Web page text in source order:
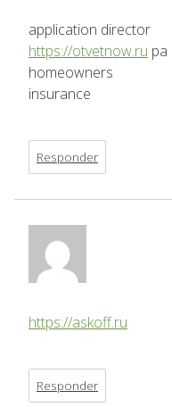
application director
https://otvetnow.ru pa
homeowners
insurance
Responder
https://askoff.ru
Responder